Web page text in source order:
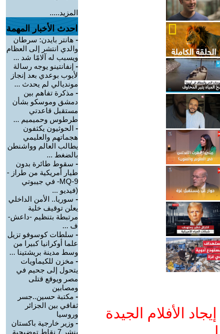
الأفلام الجيدة
المزيد.....
احدث الأخبار المهمة
- هانتر بايدن: سرطان
والدي انتشر إلى العظام
ويسبب له آلامًا شد ...
- إنفانتينو يوجه رسالة
لأيوب بوعدي بعد إنجاز
مونديالي لم يحدث ...
- مذكرة تفاهم بين
دمشق وموسكو بشأن
مستقبل قاعدتي
طرطوس وحميميم ...
- الحوثيون يكثفون
هجماتهم والعليمي
يطالب العالم وواشنطن
بالضغط ...
- سقوط طائرة بدون
طيار أمريكية من طراز -
MQ-9- في جيبوتي
(فيديو ...
- سوريا.. الأمن الداخلي
يعلن توقيف خلية
مرتبطة بتنظيم -داعش-
ف ...
- سلطات كوسوفو تزيل
علما أوكرانيا كبيرا من
وسط مدينة بريشتينا ...
- مخزن للكيماويات
يتحول إلى جحيم في
مصر ويوقع قتلى
ومصابين
- مكتبة حسين..جسر
ثفافي بين الجزائر
وروسيا
- وزير خارجية باكستان
ينشر 7 نقاط توضيحية